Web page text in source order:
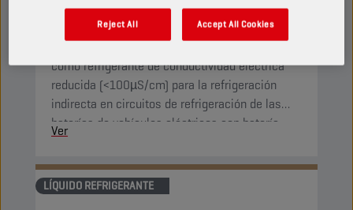
Es un refrigerante específico para la gestión
térmica de baterías en vehículos eléctricos con
como refrigerante de conductividad eléctrica
reducida (<100µS/cm) para la refrigeración
indirecta en circuitos de refrigeración de las
baterías de vehículos eléctricos con batería.
Ver
LÍQUIDO REFRIGERANTE
Reject All Accept All Cookies